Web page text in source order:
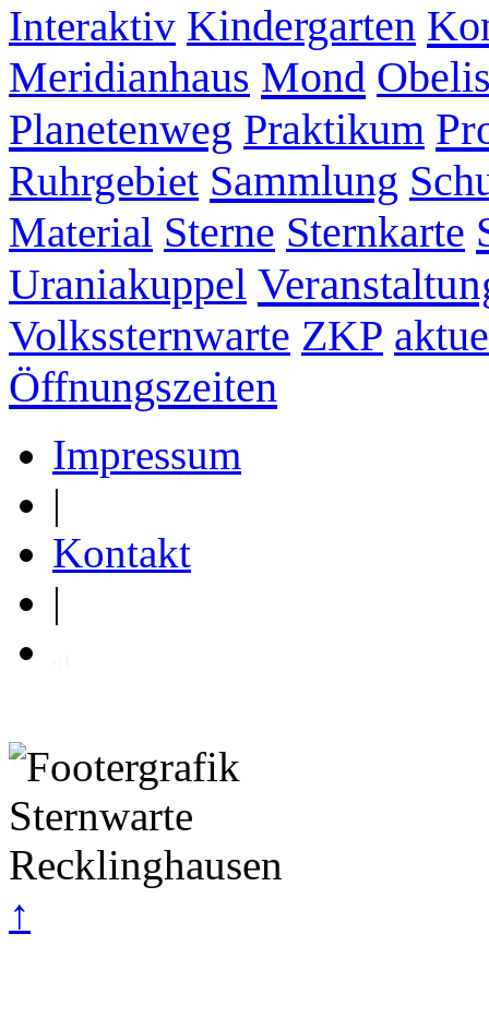
Interaktiv Kindergarten
Meridianhaus Mond
Planetenweg Praktikum
Ruhrgebiet Sammlung
Material Sterne Sternkarte
Uraniakuppel
Volkssternwarte ZKP
Öffnungszeiten
Impressum
|
Kontakt
|
↑